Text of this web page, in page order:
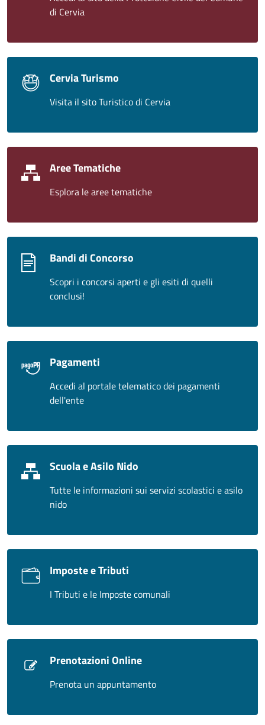
di Cervia
Cervia Turismo
Visita il sito Turistico di Cervia
Aree Tematiche
Esplora le aree tematiche
Bandi di Concorso
Scopri i concorsi aperti e gli esiti di quelli
conclusi!
Pagamenti
Accedi al portale telematico dei pagamenti
dell'ente
Scuola e Asilo Nido
Tutte le informazioni sui servizi scolastici e asilo
nido
Imposte e Tributi
I Tributi e le Imposte comunali
Prenotazioni Online
Prenota un appuntamento